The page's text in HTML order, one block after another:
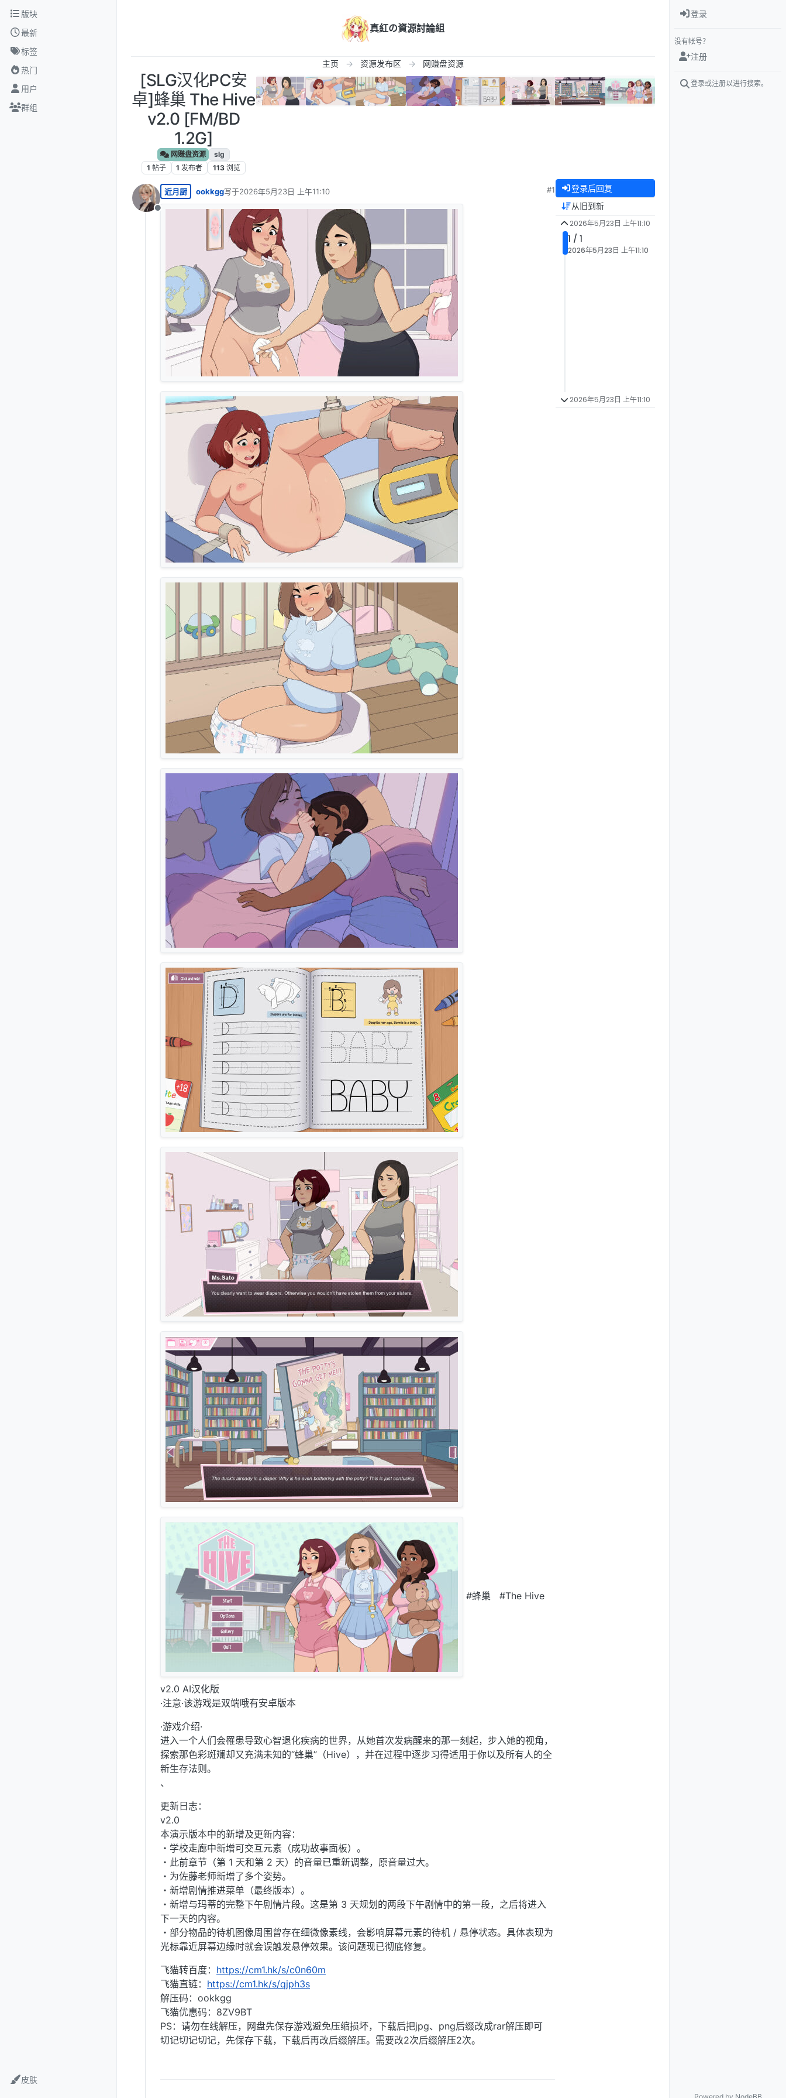
跳转至内容
版块
最新
标签
热门
用户
群组
皮肤
真紅の資源討論組
主页 资源发布区 网赚盘资源
[SLG汉化PC安
卓]蜂巢 The Hive
v2.0 [FM/BD
1.2G]
网赚盘资源
slg
1 帖子 1 发布者 113 浏览
离线
近月厨 ookkgg写于2026年5月23日 上午11:10
最后由 编辑
#1
#蜂巢 #The Hive
v2.0 AI汉化版
·注意·该游戏是双端哦有安卓版本
·游戏介绍·
进入一个人们会罹患导致心智退化疾病的世界，从她首次发病醒来的那一刻起，步入她的视角，
探索那色彩斑斓却又充满未知的“蜂巢”（Hive），并在过程中逐步习得适用于你以及所有人的全
新生存法则。
、
更新日志：
v2.0
本演示版本中的新增及更新内容：
・学校走廊中新增可交互元素（成功故事面板）。
・此前章节（第 1 天和第 2 天）的音量已重新调整，原音量过大。
・为佐藤老师新增了多个姿势。
・新增剧情推进菜单（最终版本）。
・新增与玛蒂的完整下午剧情片段。这是第 3 天规划的两段下午剧情中的第一段，之后将进入
下一天的内容。
・部分物品的待机图像周围曾存在细微像素线，会影响屏幕元素的待机 / 悬停状态。具体表现为
光标靠近屏幕边缘时就会误触发悬停效果。该问题现已彻底修复。
飞猫转百度： https://cm1.hk/s/c0n60m
飞猫直链： https://cm1.hk/s/qjph3s
解压码：ookkgg
飞猫优惠码：8ZV9BT
PS：请勿在线解压，网盘先保存游戏避免压缩损坏，下载后把jpg、png后缀改成rar解压即可
切记切记切记，先保存下载，下载后再改后缀解压。需要改2次后缀解压2次。
登录后回复
从旧到新
2026年5月23日 上午11:10
1 / 1
2026年5月23日 上午11:10
2026年5月23日 上午11:10
登录
没有帐号？
注册
登录或注册以进行搜索。